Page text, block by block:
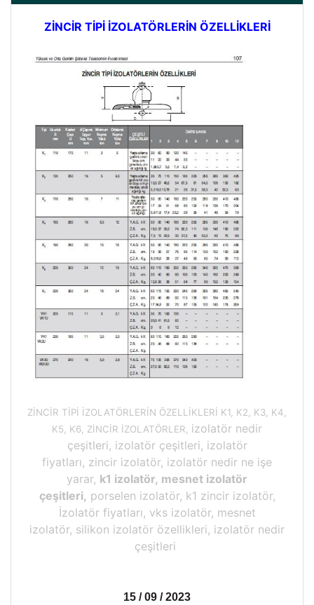
ZİNCİR TİPİ İZOLATÖRLERİN ÖZELLİKLERİ
ZİNCİR TİPİ İZOLATÖRLERİN ÖZELLİKLERİ K1, K2, K3, K4,
K5, K6, ZİNCİR İZOLATÖRLER, izolatör nedir
çeşitleri, izolatör çeşitleri, izolatör
fiyatları, zincir izolatör, izolatör nedir ne işe
yarar, k1 izolatör, mesnet izolatör
çeşitleri, porselen izolatör, k1 zincir izolatör,
İzolatör fiyatları, vks izolatör, mesnet
izolatör, silikon izolatör özellikleri, izolatör nedir
çeşitleri
15 / 09 / 2023